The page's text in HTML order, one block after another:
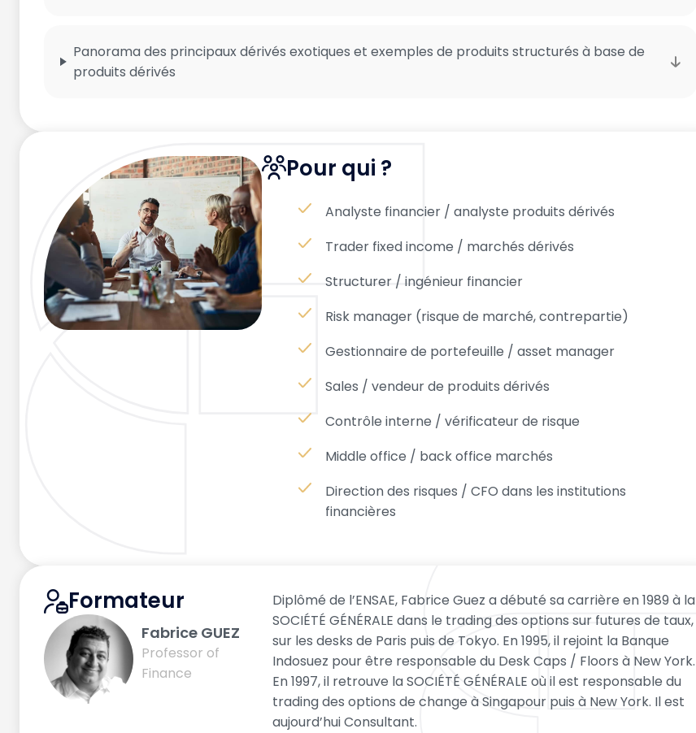
Panorama des principaux dérivés exotiques et exemples de produits structurés à base de
produits dérivés
Pour qui ?
Analyste financier / analyste produits dérivés
Trader fixed income / marchés dérivés
Structurer / ingénieur financier
Risk manager (risque de marché, contrepartie)
Gestionnaire de portefeuille / asset manager
Sales / vendeur de produits dérivés
Contrôle interne / vérificateur de risque
Middle office / back office marchés
Direction des risques / CFO dans les institutions
financières
Formateur
Fabrice GUEZ
Professor of
Finance
Diplômé de l’ENSAE, Fabrice Guez a débuté sa carrière en 1989 à la
SOCIÉTÉ GÉNÉRALE dans le trading des options sur futures de taux,
sur les desks de Paris puis de Tokyo. En 1995, il rejoint la Banque
Indosuez pour être responsable du Desk Caps / Floors à New York.
En 1997, il retrouve la SOCIÉTÉ GÉNÉRALE où il est responsable du
trading des options de change à Singapour puis à New York. Il est
aujourd’hui Consultant.